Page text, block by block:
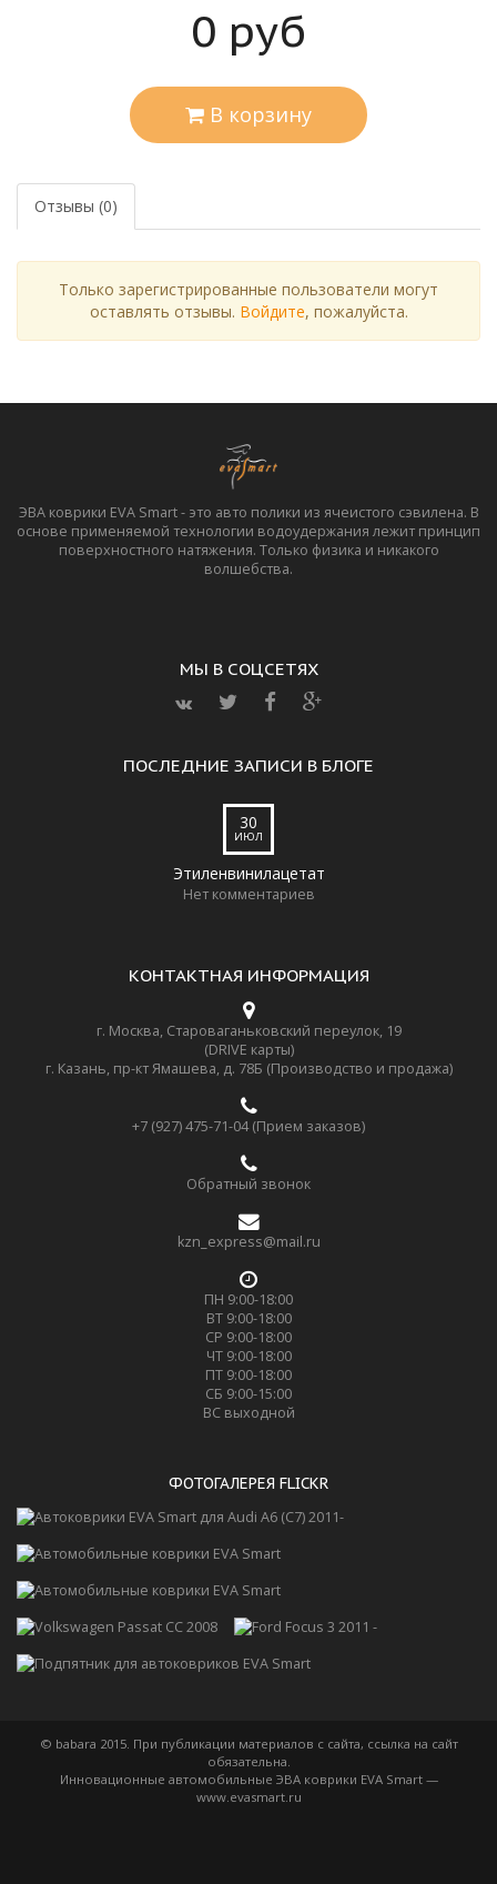
0 руб
В корзину
Отзывы (0)
Только зарегистрированные пользователи могут
оставлять отзывы. Войдите, пожалуйста.
ЭВА коврики EVA Smart - это авто полики из ячеистого сэвилена. В
основе применяемой технологии водоудержания лежит принцип
поверхностного натяжения. Только физика и никакого
волшебства.
МЫ В СОЦСЕТЯХ
ПОСЛЕДНИЕ ЗАПИСИ В БЛОГЕ
30
ИЮЛ
Этиленвинилацетат
Нет комментариев
КОНТАКТНАЯ ИНФОРМАЦИЯ
г. Москва, Староваганьковский переулок, 19
(DRIVE карты)
г. Казань, пр-кт Ямашева, д. 78Б (Производство и продажа)
+7 (927) 475-71-04 (Прием заказов)
Обратный звонок
kzn_express@mail.ru
ПН 9:00-18:00
ВТ 9:00-18:00
СР 9:00-18:00
ЧТ 9:00-18:00
ПТ 9:00-18:00
СБ 9:00-15:00
ВС выходной
ФОТОГАЛЕРЕЯ FLICKR
© babara 2015. При публикации материалов с сайта, ссылка на сайт
обязательна.
Инновационные автомобильные ЭВА коврики EVA Smart —
www.evasmart.ru